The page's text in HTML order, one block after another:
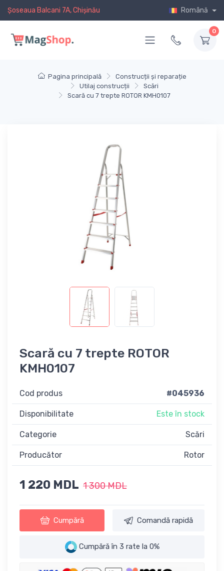
Șoseaua Balcani 7A, Chișinău Română
0
Pagina principală
Construcții și reparație
Utilaj construcții
Scări
Scară cu 7 trepte ROTOR KMH0107
Scară cu 7 trepte ROTOR
KMH0107
Cod produs #045936
Disponibilitate Este în stock
Categorie Scări
Producător Rotor
1 220 MDL 1 300 MDL
Cumpără Comandă rapidă
Cumpără în 3 rate la 0%